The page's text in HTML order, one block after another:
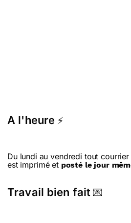
A l'heure ⚡
Du lundi au vendredi tout
est imprimé et posté le jour
Travail bien fait 💌